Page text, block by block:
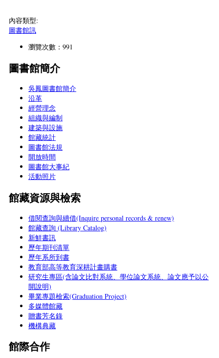
內容類型:
圖書館訊
瀏覽次數：991
圖書館簡介
吳鳳圖書館簡介
沿革
經營理念
組織與編制
建築與設施
館藏統計
圖書館法規
開放時間
圖書館大事紀
活動照片
館藏資源與檢索
借閱查詢與續借(Inquire personal records & renew)
館藏查詢 (Library Catalog)
新鮮書訊
歷年期刊清單
歷年系所到書
教育部高等教育深耕計畫購書
研究生專區(含論文比對系統、學位論文系統、論文應予以公
開說明)
畢業專題檢索(Graduation Project)
多媒體館藏
贈書芳名錄
機構典藏
館際合作